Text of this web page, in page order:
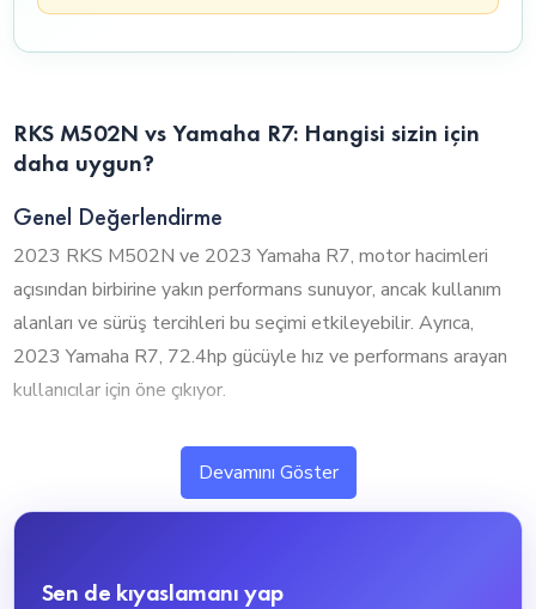
RKS M502N vs Yamaha R7: Hangisi sizin için
daha uygun?
Genel Değerlendirme
2023 RKS M502N ve 2023 Yamaha R7, motor hacimleri
açısından birbirine yakın performans sunuyor, ancak kullanım
alanları ve sürüş tercihleri bu seçimi etkileyebilir. Ayrıca,
2023 Yamaha R7, 72.4hp gücüyle hız ve performans arayan
kullanıcılar için öne çıkıyor.
1. Silindir Hacmi ve Performans
2023 RKS M502N ve 2023 Yamaha R7, motor hacimleri
açısından birbirine yakın seviyelerde bulunuyor. 2023 Yamaha
RKS M502N ise 500cc ile daha ekonomik ve dengeli bir yapı
Devamını Göster
Sen de kıyaslamanı yap